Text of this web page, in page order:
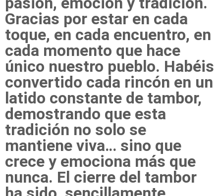
Gracias por estar en cada
toque, en cada encuentro, en
cada momento que hace
único nuestro pueblo. Habéis
convertido cada rincón en un
latido constante de tambor,
demostrando que esta
tradición no solo se
mantiene viva… sino que
crece y emociona más que
nunca. El cierre del tambor